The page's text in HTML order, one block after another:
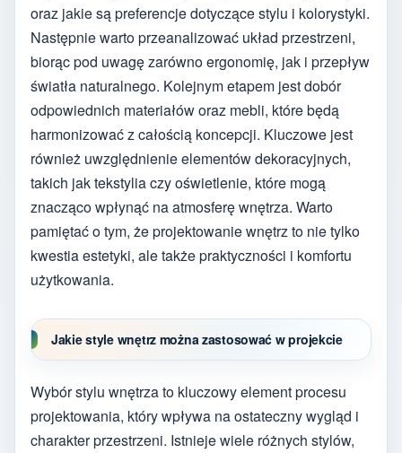
oraz jakie są preferencje dotyczące stylu i kolorystyki.
Następnie warto przeanalizować układ przestrzeni,
biorąc pod uwagę zarówno ergonomię, jak i przepływ
światła naturalnego. Kolejnym etapem jest dobór
odpowiednich materiałów oraz mebli, które będą
harmonizować z całością koncepcji. Kluczowe jest
również uwzględnienie elementów dekoracyjnych,
takich jak tekstylia czy oświetlenie, które mogą
znacząco wpłynąć na atmosferę wnętrza. Warto
pamiętać o tym, że projektowanie wnętrz to nie tylko
kwestia estetyki, ale także praktyczności i komfortu
użytkowania.
Jakie style wnętrz można zastosować w projekcie
Wybór stylu wnętrza to kluczowy element procesu
projektowania, który wpływa na ostateczny wygląd i
charakter przestrzeni. Istnieje wiele różnych stylów,